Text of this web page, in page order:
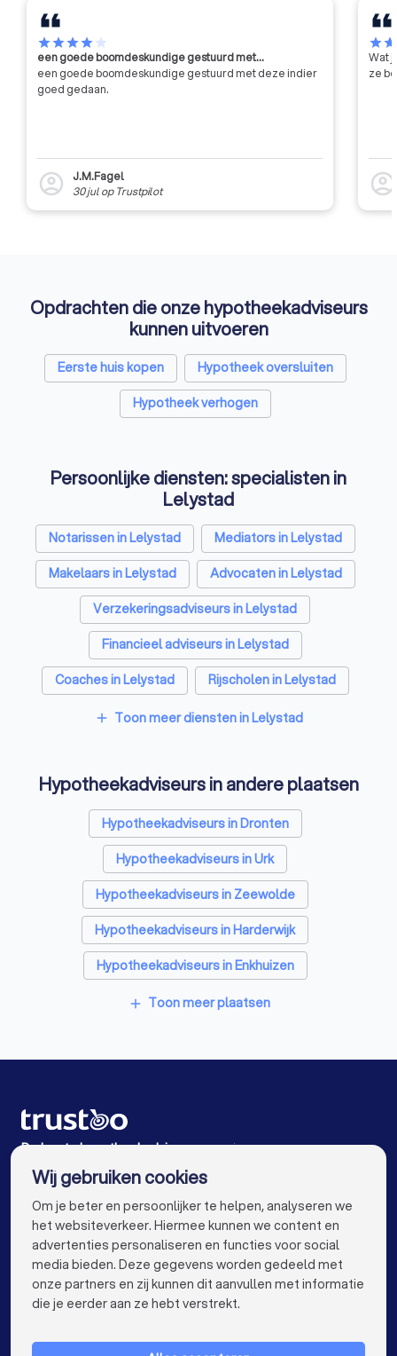
starstarstarstarstar
een goede boomdeskundige gestuurd met…
een goede boomdeskundige gestuurd met deze indier
goed gedaan.
account_circle
J.M.Fagel
30 julop Trustpilot
starstar
Wat
ze
account_circle
Opdrachten die onze hypotheekadviseurs
kunnen uitvoeren
Eerste huis kopen
Hypotheek oversluiten
Hypotheek verhogen
Persoonlijke diensten: specialisten in
Lelystad
Notarissen in Lelystad
Mediators in Lelystad
Makelaars in Lelystad
Advocaten in Lelystad
Verzekeringsadviseurs in Lelystad
Financieel adviseurs in Lelystad
Coaches in Lelystad
Rijscholen in Lelystad
Relatietherapeuten in Lelystad
Belastingadviseurs in Lelystad
Personal trainers in Lelystad
Diëtisten in Lelystad
add Toon meer diensten in Lelystad
Hypotheekadviseurs in andere plaatsen
Hypotheekadviseurs in Dronten
Hypotheekadviseurs in Urk
Hypotheekadviseurs in Zeewolde
Hypotheekadviseurs in Harderwijk
Hypotheekadviseurs in Enkhuizen
Hypotheekadviseurs in Elburg
Hypotheekadviseurs in Kamperveen
Hypotheekadviseurs in Amsterdam
Hypotheekadviseurs in Rotterdam
Hypotheekadviseurs in Den Haag
Hypotheekadviseurs in Utrecht
add Toon meer plaatsen
De beste hypotheekadviseurs voor jou
VOOR PARTICULIEREN keyboard_arrow_down
Wij gebruiken cookies
Om je beter en persoonlijker te helpen, analyseren we
het websiteverkeer. Hiermee kunnen we content en
advertenties personaliseren en functies voor social
media bieden. Deze gegevens worden gedeeld met
onze partners en zij kunnen dit aanvullen met informatie
die je eerder aan ze hebt verstrekt.